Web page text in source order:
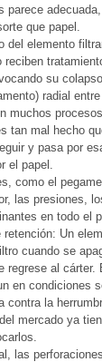
parece
que papel.
del elemento
reciben
su
radial
muchos
tan mal hecho
y pasa por
el papel.
como el
las presiones,
en todo el
retención: Un
cuando se
regrese al cárter.
en condiciones
contra la
mercado ya
las